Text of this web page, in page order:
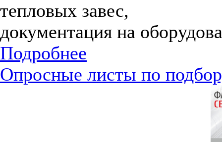
тепловых завес,
документация на
Подробнее
Опросные листы по